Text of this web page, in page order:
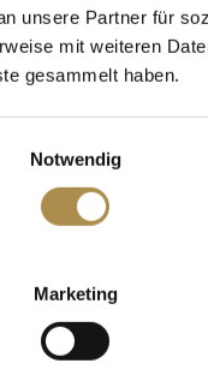
unsere Partner für
mit weiteren
gesammelt haben.
Notwendig
Marketing